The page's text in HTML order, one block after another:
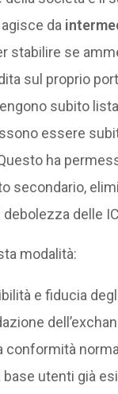
agisce da
stabilire se
sul proprio
subito
essere
ha
secondario,
delle
modalità:
e fiducia
conformità
base utenti già